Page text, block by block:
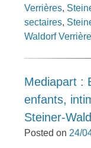
Verrières,
sectaires,
Waldorf
Mediapart :
enfants,
Steiner-
Posted on 24/